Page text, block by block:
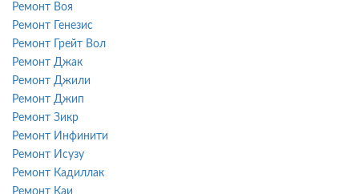
Ремонт Воя
Ремонт Генезис
Ремонт Грейт Вол
Ремонт Джак
Ремонт Джили
Ремонт Джип
Ремонт Зикр
Ремонт Инфинити
Ремонт Исузу
Ремонт Кадиллак
Ремонт Каи